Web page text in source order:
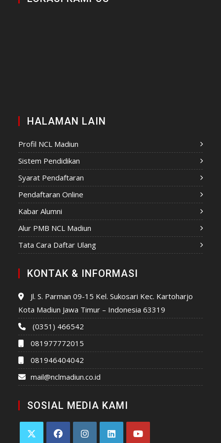
HALAMAN LAIN
Profil NCL Madiun
Sistem Pendidikan
Syarat Pendaftaran
Pendaftaran Online
Kabar Alumni
Alur PMB NCL Madiun
Tata Cara Daftar Ulang
KONTAK & INFORMASI
Jl. S. Parman 09-15 Kel. Sukosari Kec. Kartoharjo
Kota Madiun Jawa Timur – Indonesia 63319
(0351) 466542
081977772015
081946404042
mail@nclmadiun.co.id
SOSIAL MEDIA KAMI